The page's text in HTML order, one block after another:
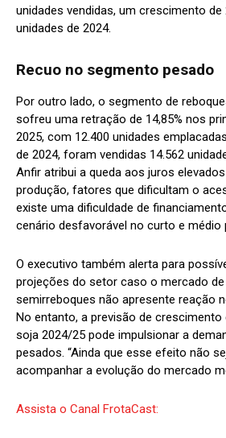
unidades vendidas, um crescimento de
unidades de 2024.
Recuo no segmento pesado
Por outro lado, o segmento de
sofreu uma retração de 14,85% nos
2025, com 12.400 unidades
de 2024, foram vendidas 14.562
Anfir atribui a queda aos juros
produção, fatores que dificultam o
existe uma dificuldade de
cenário desfavorável no curto e médio
O executivo também alerta para
projeções do setor caso o mercado de
semirreboques não apresente reação
No entanto, a previsão de crescimento
soja 2024/25 pode impulsionar a
pesados. “Ainda que esse efeito não
acompanhar a evolução do mercado
Assista o Canal FrotaCast: